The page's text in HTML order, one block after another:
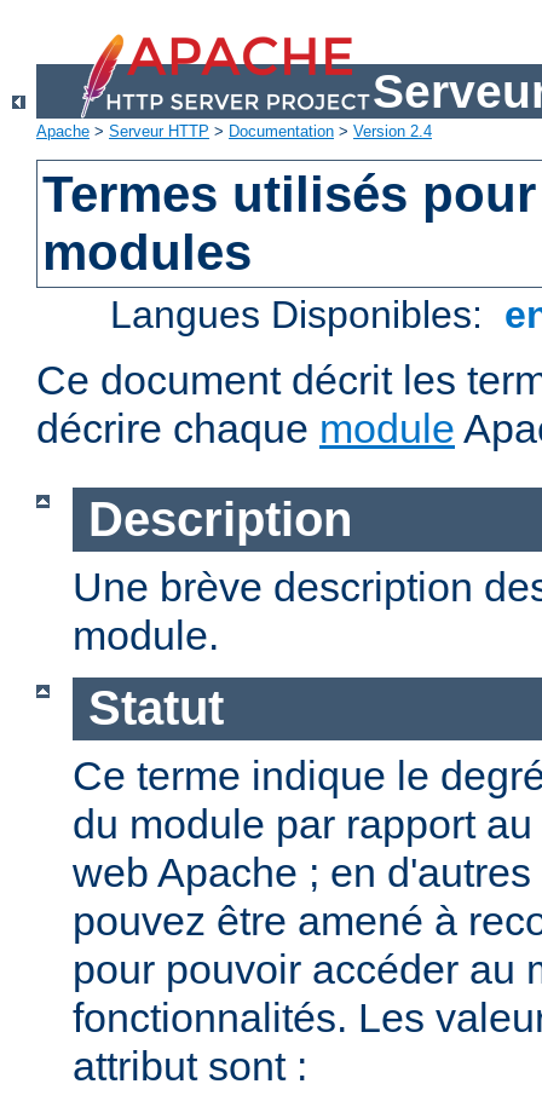
Apache > Serveur HTTP > Documentation > Version 2.4
Termes utilisés
modules
Langues Disponibles:
Ce document décrit les
décrire chaque module
Description
Une brève description
module.
Statut
Ce terme indique le
du module par rapport
web Apache ; en
pouvez être amené à
pour pouvoir accéder au
fonctionnalités. Les
attribut sont :